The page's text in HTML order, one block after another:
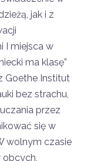
jak i z
I miejsca w
ma klasę”
Goethe Institut
bez strachu,
przez
się w
wolnym czasie
obcych,